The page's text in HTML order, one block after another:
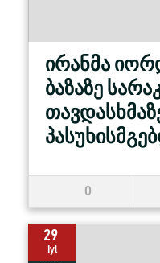
ირანმა
ბაზაზე
0
29
Iyl